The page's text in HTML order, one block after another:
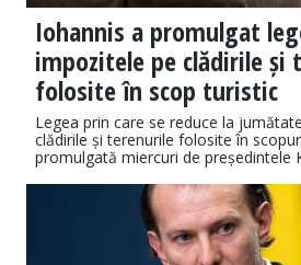
Iohannis a promulgat
impozitele pe clădirile și
folosite în scop turistic
Legea prin care se reduce la
clădirile și terenurile folosite în
promulgată miercuri de președintele